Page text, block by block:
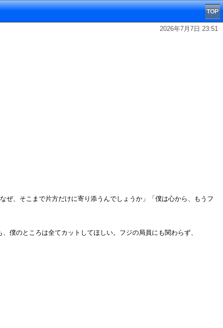
TOP
2026年7月7日 23:51
ぜ、そこまで片方だけに寄り添うんでしょうか」「僕は心から、もうフ
僕のところは全てカットしてほしい。フジの局員にも関わらず、